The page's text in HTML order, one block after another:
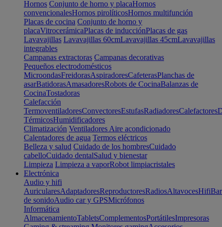
Hornos Conjunto de horno y placaHornos
convencionalesHornos pirolíticosHornos multifunción
Placas de cocina Conjunto de horno y
placaVitrocerámicaPlacas de inducciónPlacas de gas
Lavavajillas Lavavajillas 60cmLavavajillas 45cmLavavajillas
integrables
Campanas extractoras Campanas decorativas
Pequeños electrodomésticos
MicroondasFreidorasAspiradoresCafeterasPlanchas de
asarBatidorasAmasadoresRobots de CocinaBalanzas de
CocinaTostadoras
Calefacción
TermoventiladoresConvectoresEstufasRadiadoresCalefactores
TérmicosHumidificadores
Climatización Ventiladores Aire acondicionado
Calentadores de agua Termos eléctricos
Belleza y salud Cuidado de los hombresCuidado
cabelloCuidado dentalSalud y bienestar
Limpieza Limpieza a vaporRobot limpiacristales
Electrónica
Audio y hifi
AuricularesAdaptadoresReproductoresRadiosAltavocesHifi
de sonidoAudio car y GPSMicrófonos
Informática
AlmacenamientoTabletsComplementosPortátilesImpresoras